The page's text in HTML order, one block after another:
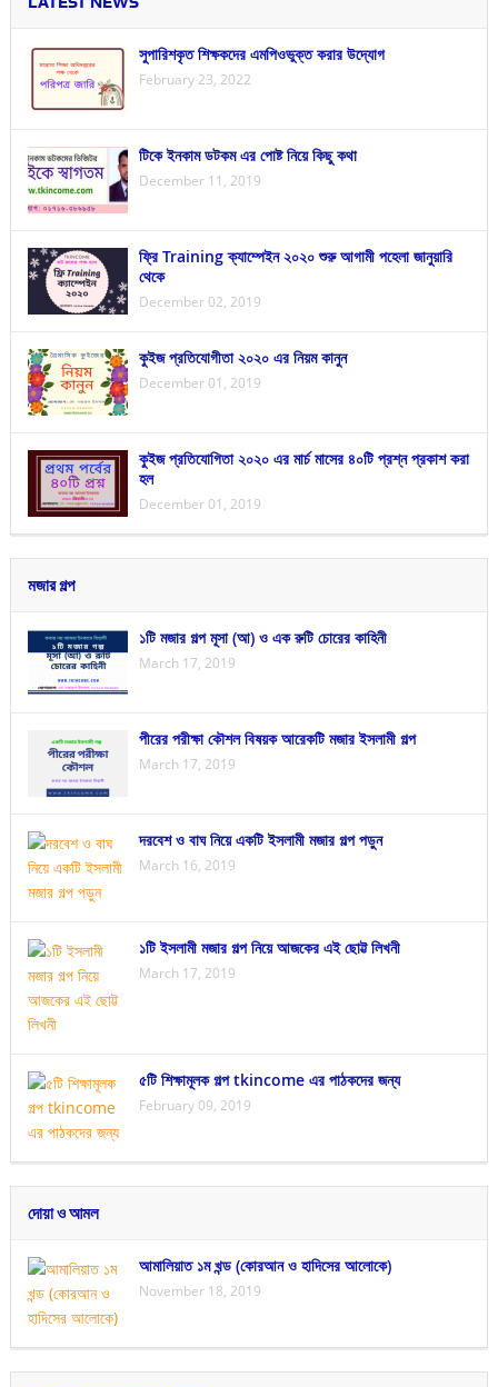
সুপারিশকৃত শিক্ষকদের এমপিওভুক্ত করার উদ্যোগ
February 23, 2022
টিকে ইনকাম ডটকম এর পোষ্ট নিয়ে কিছু কথা
December 11, 2019
ফ্রি Training ক্যাম্পেইন ২০২০ শুরু আগামী পহেলা জানুয়ারি
থেকে
December 02, 2019
কুইজ প্রতিযোগীতা ২০২০ এর নিয়ম কানুন
December 01, 2019
কুইজ প্রতিযোগিতা ২০২০ এর মার্চ মাসের ৪০টি প্রশ্ন প্রকাশ করা
হল
December 01, 2019
মজার গল্প
১টি মজার গল্প মূসা (আ) ও এক রুটি চোরের কাহিনী
March 17, 2019
পীরের পরীক্ষা কৌশল বিষয়ক আরেকটি মজার ইসলামী গল্প
March 17, 2019
দরবেশ ও বাঘ নিয়ে একটি ইসলামী মজার গল্প পড়ুন
March 16, 2019
১টি ইসলামী মজার গল্প নিয়ে আজকের এই ছোট্ট লিখনী
March 17, 2019
৫টি শিক্ষামূলক গল্প tkincome এর পাঠকদের জন্য
February 09, 2019
দোয়া ও আমল
আমালিয়াত ১ম খন্ড (কোরআন ও হাদিসের আলোকে)
November 18, 2019